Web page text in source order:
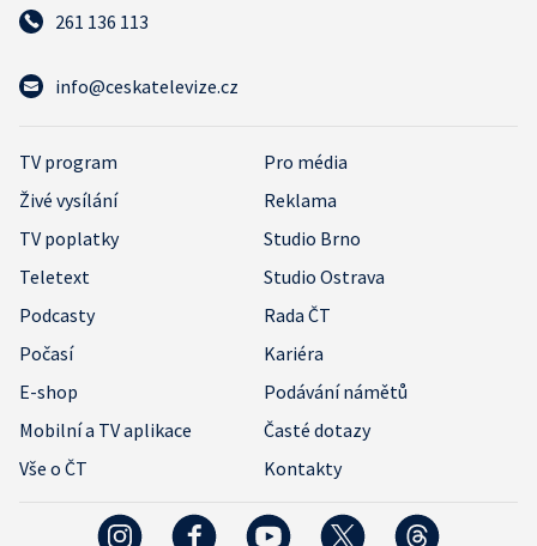
261 136 113
info@ceskatelevize.cz
TV program
Pro média
Živé vysílání
Reklama
TV poplatky
Studio Brno
Teletext
Studio Ostrava
Podcasty
Rada ČT
Počasí
Kariéra
E-shop
Podávání námětů
Mobilní a TV aplikace
Časté dotazy
Vše o ČT
Kontakty